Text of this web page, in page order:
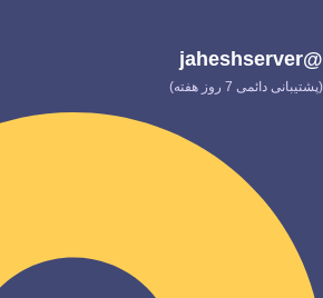
@jaheshserver
(پشتیبانی دائمی 7 روز هفته)